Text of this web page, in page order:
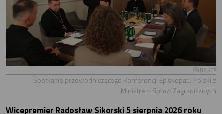
BP KEP
Spotkanie przewodniczącego Konferencji Episkopatu Polski z
Ministrem Spraw Zagranicznych
Wicepremier Radosław Sikorski 5 sierpnia 2026 roku